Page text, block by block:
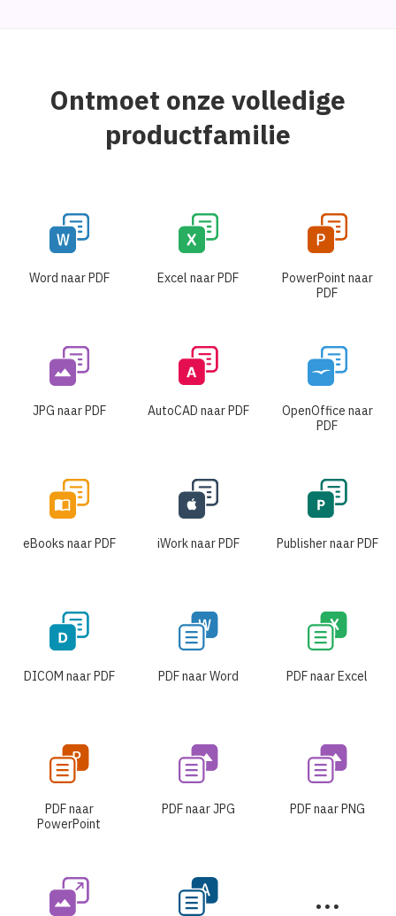
Ontmoet onze volledige
productfamilie
Word naar PDF Excel naar PDF
PowerPoint naar
PDF
JPG naar PDF AutoCAD naar PDF
OpenOffice naar
PDF
eBooks naar PDF iWork naar PDF Publisher naar PDF
DICOM naar PDF PDF naar Word PDF naar Excel
PDF naar
PowerPoint
PDF naar JPG PDF naar PNG